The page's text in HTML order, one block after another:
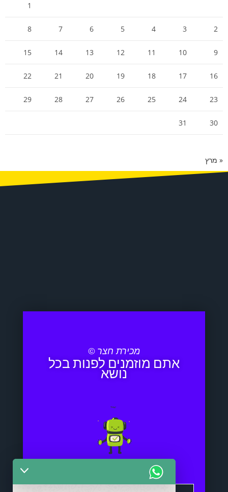
1
2
3
4
5
6
7
8
9
10
11
12
13
14
15
16
17
18
19
20
21
22
23
24
25
26
27
28
29
30
31
« מרץ
מכירת חצר ©
אתם מוזמנים לפנות בכל
נושא